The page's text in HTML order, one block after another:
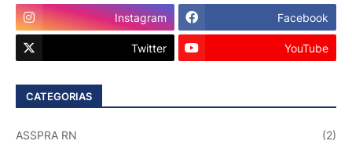
Instagram Facebook
Twitter YouTube
CATEGORIAS
ASSPRA RN (2)